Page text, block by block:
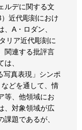
ルデに関する文
近代彫刻におけ
A・ロダン、
リア近代彫刻に
関連する批評言
、
写真表現」シンポ
どを通して、情
等、他領域にお
、対象領域が広
題であるが、